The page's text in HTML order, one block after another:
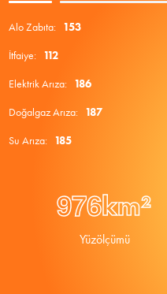
Alo Zabıta: 153
İtfaiye: 112
Elektrik Arıza: 186
Doğalgaz Arıza: 187
Su Arıza: 185
976km²
Yüzölçümü